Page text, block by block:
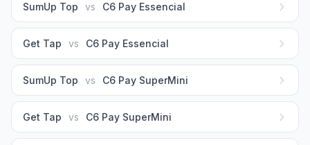
SumUp Top vs C6 Pay Essencial
Get Tap vs C6 Pay Essencial
SumUp Top vs C6 Pay SuperMini
Get Tap vs C6 Pay SuperMini